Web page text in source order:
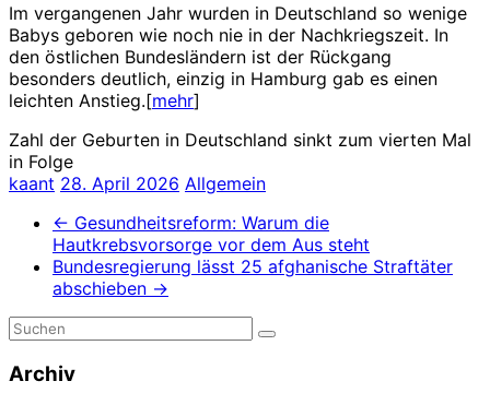
Im vergangenen Jahr wurden in Deutschland so wenige
Babys geboren wie noch nie in der Nachkriegszeit. In
den östlichen Bundesländern ist der Rückgang
besonders deutlich, einzig in Hamburg gab es einen
leichten Anstieg.[mehr]
Zahl der Geburten in Deutschland sinkt zum vierten Mal
in Folge
kaant 28. April 2026 Allgemein
← Gesundheitsreform: Warum die
Hautkrebsvorsorge vor dem Aus steht
Bundesregierung lässt 25 afghanische Straftäter
abschieben →
Archiv